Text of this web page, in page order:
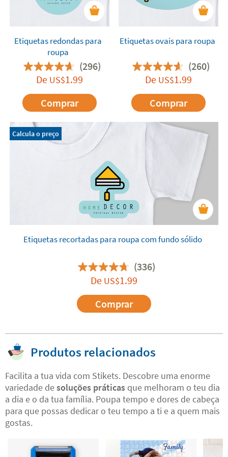
Etiquetas redondas para
roupa
(296)
De US$1.99
Comprar
Etiquetas ovais para roupa
(260)
De US$1.99
Comprar
Calcula o preço
Etiquetas recortadas para roupa com fundo sólido
(336)
De US$1.99
Comprar
Produtos relacionados
Facilita a tua vida com Stikets. Descobre uma enorme
variedade desoluções práticas que melhoram o teu dia
a dia e o da tua família. Poupa tempo e dores de cabeça
para que possas dedicar o teu tempo a ti e a quem mais
gostas.